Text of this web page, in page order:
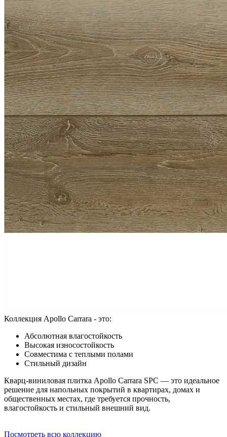
Коллекция Apollo Carrara - это:
Абсолютная влагостойкость
Высокая износостойкость
Совместима с теплыми полами
Стильный дизайн
Кварц-виниловая плитка Apollo Carrara SPC — это идеальное
решение для напольных покрытий в квартирах, домах и
общественных местах, где требуется прочность,
влагостойкость и стильный внешний вид.
Посмотреть всю коллекцию